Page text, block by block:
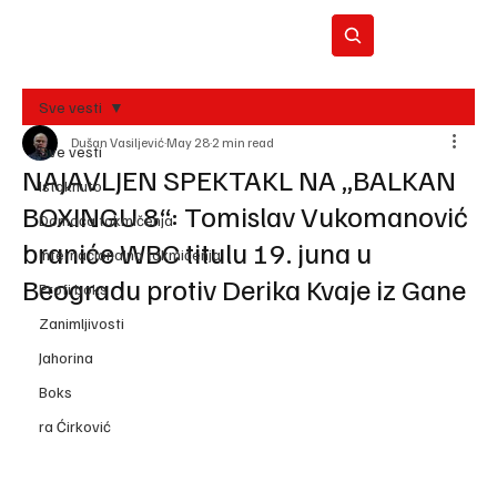
REC
Sve vesti
Istaknuto
Domaća takmičenja
Internacionalna takmičenja
Profi boks
Zanimljivosti
Jahorina
Boks
ra Ćirković
Sve vesti
NAJAVLJEN SPEKTAKL NA „BALKAN
BOXINGU 8“: Tomislav Vukomanović
braniće WBC titulu 19. juna u
Beogradu protiv Derika Kvaje iz Gane
Dušan Vasiljević May 28 2 min read